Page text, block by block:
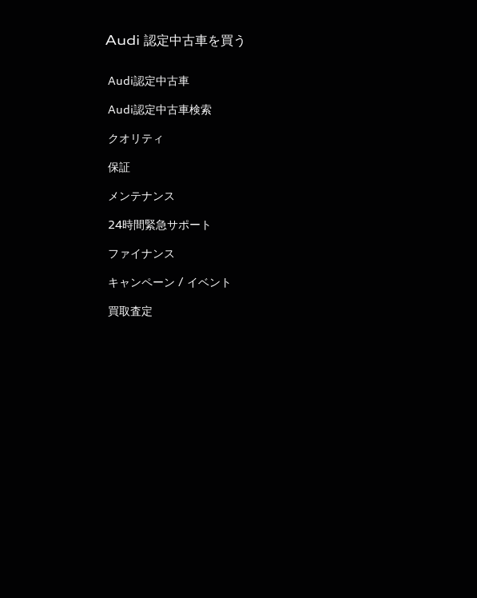
Audi 認定中古車を買う
Audi認定中古車
Audi認定中古車検索
クオリティ
保証
メンテナンス
24時間緊急サポート
ファイナンス
キャンペーン / イベント
買取査定